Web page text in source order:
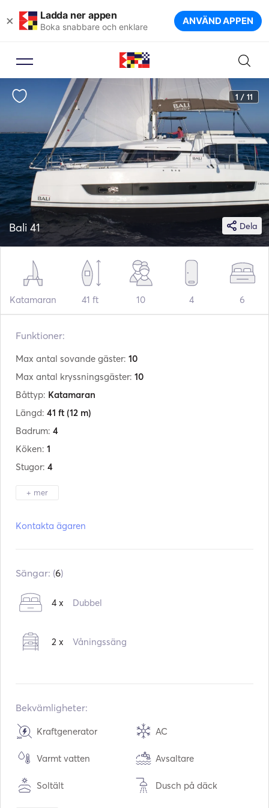
× Ladda ner appen
Boka snabbare och enklare ANVÄND APPEN
1 / 11
Dela
Bali 41
Katamaran 41 ft 10 4 6
Funktioner:
Max antal sovande gäster: 10
Max antal kryssningsgäster: 10
Båttyp: Katamaran
Längd: 41 ft (12 m)
Badrum: 4
Köken: 1
Stugor: 4
+ mer
Motorer: 2 x 40hp
Vattenkapacitet:760
Kontakta ägaren
Sängar: (6)
4 x Dubbel
2 x Våningssäng
Bekvämligheter:
Kraftgenerator AC
Varmt vatten Avsaltare
Soltält Dusch på däck